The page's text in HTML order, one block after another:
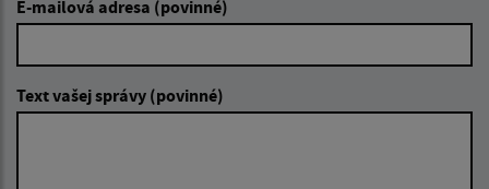
E-mailová adresa (povinné)
Text vašej správy (povinné)